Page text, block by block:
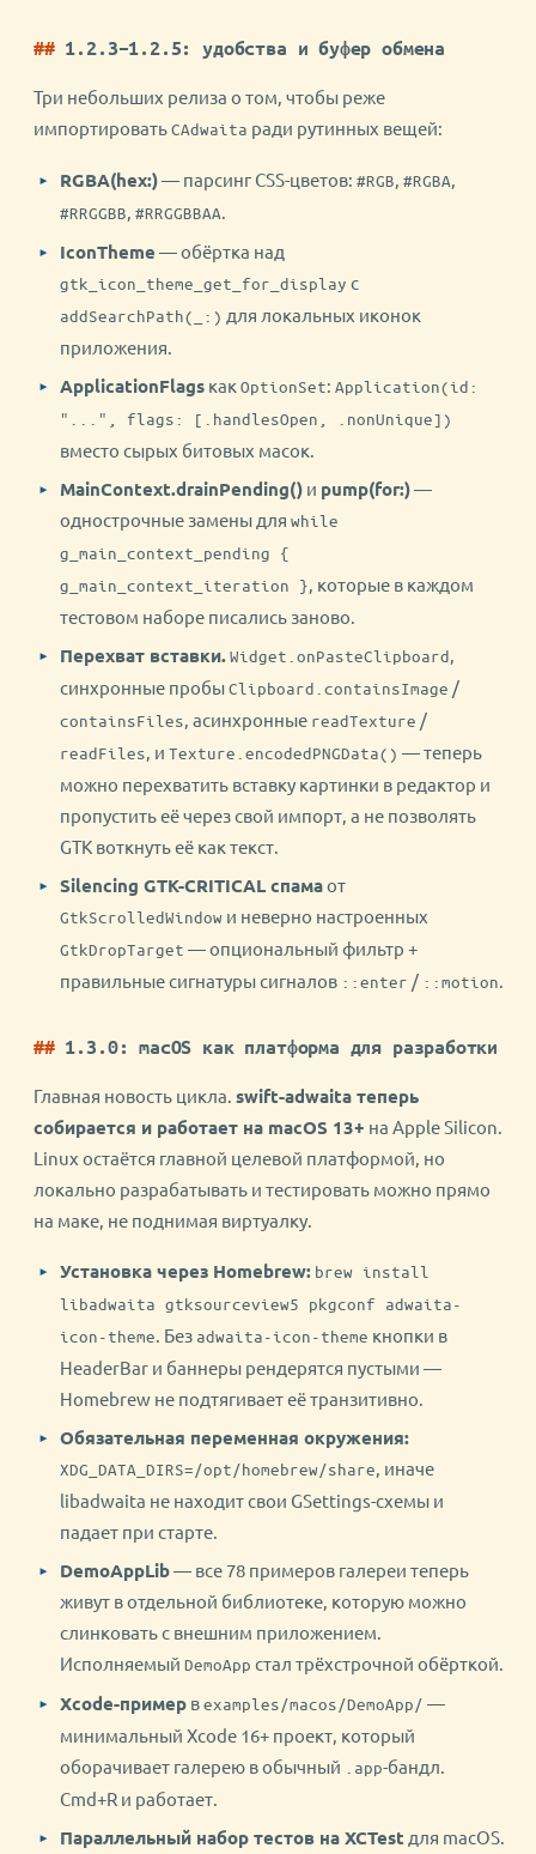
1.2.3–1.2.5: удобства и буфер обмена
Три небольших релиза о том, чтобы реже
импортироватьCAdwaita ради рутинных вещей:
RGBA(hex:)— парсинг CSS-цветов: #RGB #RGBA
#RRGGBB #RRGGBBAA
IconTheme — обёртка над
gtk_icon_theme_get_for_display с
addSearchPath(_:) для локальных иконок
приложения.
ApplicationFlags какOptionSet: Application(id:
"...", flags: [.handlesOpen, .nonUnique])
вместо сырых битовых масок.
MainContext.drainPending() и pump(for:)—
однострочные замены для while
g_main_context_pending {
g_main_context_iteration } , которые в каждом
тестовом наборе писались заново.
Перехват вставки.Widget.onPasteClipboard
синхронные пробыClipboard.containsImage /
containsFiles , асинхронные readTexture /
readFiles , и Texture.encodedPNGData() — теперь
можно перехватить вставку картинки в редактор и
пропустить её через свой импорт, а не позволять
GTK воткнуть её как текст.
Silencing GTK-CRITICAL спамаот
GtkScrolledWindow и неверно настроенных
GtkDropTarget — опциональный фильтр +
правильные сигнатуры сигналов ::enter / ::motion
1.3.0: macOS как платформа для разработки
Главная новость цикла. swift-adwaita теперь
собирается и работает на macOS 13+ на Apple Silicon.
Linux остаётся главной целевой платформой, но
локально разрабатывать и тестировать можно прямо
на маке, не поднимая виртуалку.
Установка через Homebrew: brew install
libadwaita gtksourceview5 pkgconf adwaita-
icon-theme . Без adwaita-icon-theme кнопки в
HeaderBar и баннеры рендерятся пустыми —
Homebrew не подтягивает её транзитивно.
Обязательная переменная окружения:
XDG_DATA_DIRS=/opt/homebrew/share , иначе
libadwaita не находит свои GSettings-схемы и
падает при старте.
DemoAppLib— все 78 примеров галереи теперь
живут в отдельной библиотеке, которую можно
слинковать с внешним приложением.
Исполняемый DemoApp стал трёхстрочной обёрткой.
Xcode-пример вexamples/macos/DemoApp/ —
минимальный Xcode 16+ проект, который
оборачивает галерею в обычный
.app-бандл.
Cmd+R и работает.
Параллельный набор тестов на XCTest для macOS.